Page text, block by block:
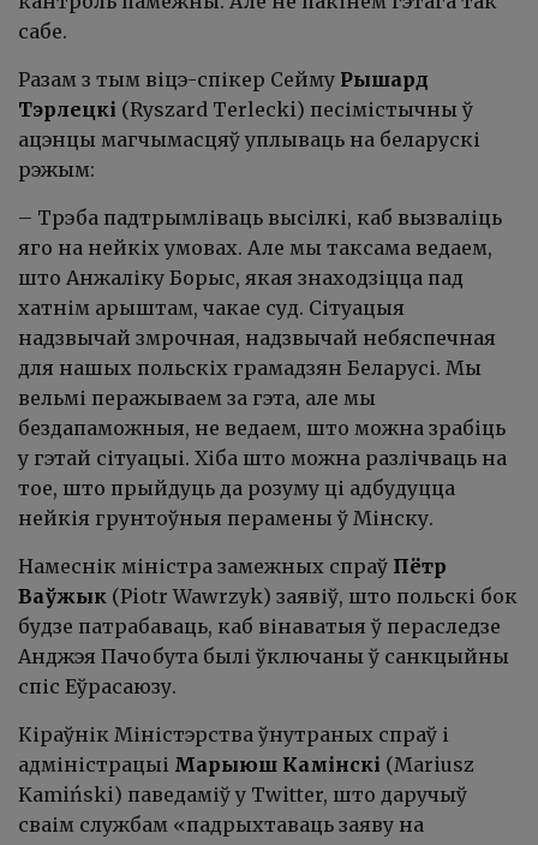
сабе.
Разам з тым віцэ-спікер Сейму Рышард
Тэрлецкі (Ryszard Terlecki) песімістычны ў
ацэнцы магчымасцяў уплываць на беларускі
рэжым:
– Трэба падтрымліваць высілкі, каб вызваліць
яго на нейкіх умовах. Але мы таксама ведаем,
што Анжаліку Борыс, якая знаходзіцца пад
хатнім арыштам, чакае суд. Сітуацыя
надзвычай змрочная, надзвычай небяспечная
для нашых польскіх грамадзян Беларусі. Мы
вельмі перажываем за гэта, але мы
бездапаможныя, не ведаем, што можна зрабіць
у гэтай сітуацыі. Хіба што можна разлічваць на
тое, што прыйдуць да розуму ці адбудуцца
нейкія грунтоўныя перамены ў Мінску.
Намеснік міністра замежных спраў Пётр
Ваўжык (Piotr Wawrzyk) заявіў, што польскі бок
будзе патрабаваць, каб вінаватыя ў пераследзе
Анджэя Пачобута былі ўключаны ў санкцыйны
спіс Еўрасаюзу.
Кіраўнік Міністэрства ўнутраных спраў і
адміністрацыі Марыюш Камінскі (Mariusz
Kamiński) паведаміў у Twitter, што даручыў
сваім службам «падрыхтаваць заяву на